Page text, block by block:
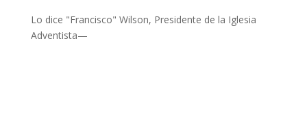
Lo dice "Francisco" Wilson, Presidente de la Iglesia
Adventista—